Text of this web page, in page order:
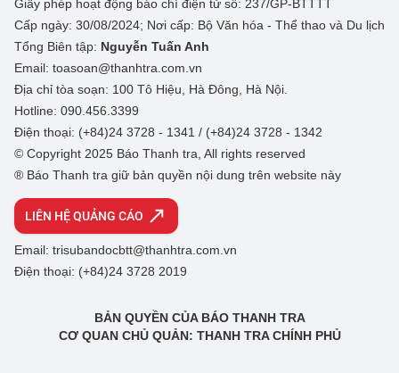
Giấy phép hoạt động báo chí điện tử số: 237/GP-BTTTT
Cấp ngày: 30/08/2024; Nơi cấp: Bộ Văn hóa - Thể thao và Du lịch
Tổng Biên tập: Nguyễn Tuấn Anh
Email: toasoan@thanhtra.com.vn
Địa chỉ tòa soạn: 100 Tô Hiệu, Hà Đông, Hà Nội.
Hotline: 090.456.3399
Điện thoại: (+84)24 3728 - 1341 / (+84)24 3728 - 1342
© Copyright 2025 Báo Thanh tra, All rights reserved
® Báo Thanh tra giữ bản quyền nội dung trên website này
LIÊN HỆ QUẢNG CÁO
Email: trisubandocbtt@thanhtra.com.vn
Điện thoại: (+84)24 3728 2019
BẢN QUYỀN CỦA BÁO THANH TRA
CƠ QUAN CHỦ QUẢN: THANH TRA CHÍNH PHỦ